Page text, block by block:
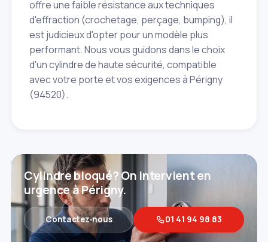
offre une faible résistance aux techniques
d'effraction (crochetage, perçage, bumping), il
est judicieux d'opter pour un modèle plus
performant. Nous vous guidons dans le choix
d'un cylindre de haute sécurité, compatible
avec votre porte et vos exigences à Périgny
(94520).
Cylindre bloqué? On intervient en
urgence à Périgny.
Contactez‑nous 01 41 94 98 83